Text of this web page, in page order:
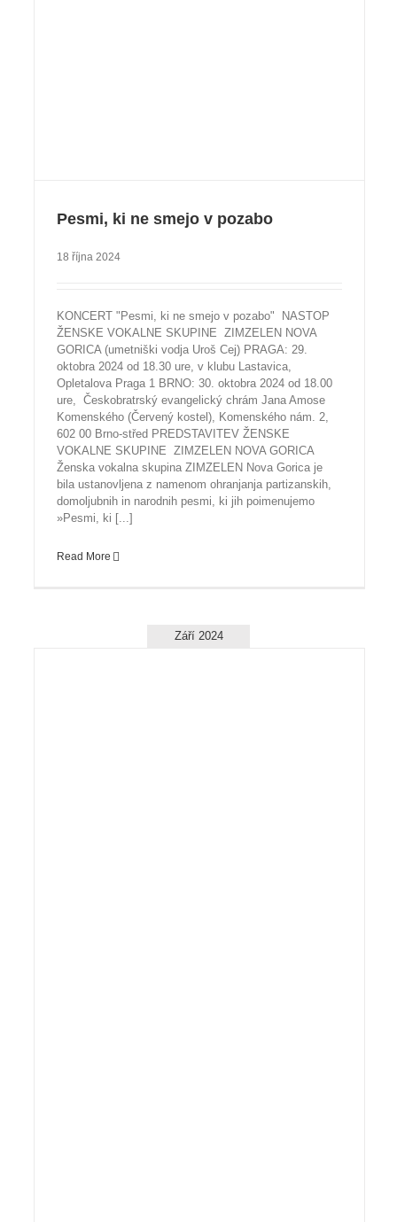
Pesmi, ki ne smejo v pozabo
18 října 2024
KONCERT "Pesmi, ki ne smejo v pozabo" NASTOP
ŽENSKE VOKALNE SKUPINE ZIMZELEN NOVA
GORICA (umetniški vodja Uroš Cej) PRAGA: 29.
oktobra 2024 od 18.30 ure, v klubu Lastavica,
Opletalova Praga 1 BRNO: 30. oktobra 2024 od 18.00
ure, Českobratrský evangelický chrám Jana Amose
Komenského (Červený kostel), Komenského nám. 2,
602 00 Brno-střed PREDSTAVITEV ŽENSKE
VOKALNE SKUPINE ZIMZELEN NOVA GORICA
Ženska vokalna skupina ZIMZELEN Nova Gorica je
bila ustanovljena z namenom ohranjanja partizanskih,
domoljubnih in narodnih pesmi, ki jih poimenujemo
»Pesmi, ki [...]
Read More
Září 2024